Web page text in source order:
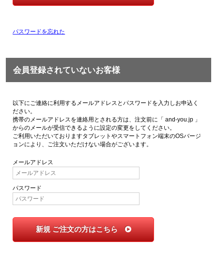
パスワードを忘れた
会員登録されていないお客様
以下にご連絡に利用するメールアドレスとパスワードを入力しお申込く
ださい。
携帯のメールアドレスを連絡用とされる方は、注文前に「 and-you.jp 」
からのメールが受信できるように設定の変更をしてください。
ご利用いただいておりますタブレットやスマートフォン端末のOSバージ
ョンにより、ご注文いただけない場合がございます。
メールアドレス
パスワード
新規 ご注文の方はこちら